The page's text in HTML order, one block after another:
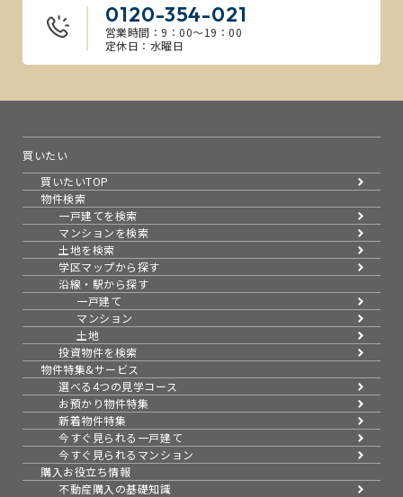
0120-354-021
営業時間：9：00～19：00
定休日：水曜日
買いたい
買いたいTOP
物件検索
一戸建てを検索
マンションを検索
土地を検索
学区マップから探す
沿線・駅から探す
一戸建て
マンション
土地
投資物件を検索
物件特集&サービス
選べる4つの見学コース
お預かり物件特集
新着物件特集
今すぐ見られる一戸建て
今すぐ見られるマンション
購入お役立ち情報
不動産購入の基礎知識